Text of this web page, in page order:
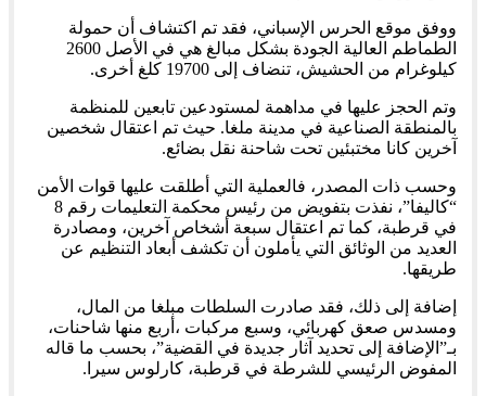
ووفق موقع الحرس الإسباني، فقد تم اكتشاف أن حمولة
الطماطم العالية الجودة بشكل مبالغ هي في الأصل 2600
كيلوغرام من الحشيش، تنضاف إلى 19700 كلغ أخرى.
وتم الحجز عليها في مداهمة لمستودعين تابعين للمنظمة
بالمنطقة الصناعية في مدينة ملغا. حيث تم اعتقال شخصين
آخرين كانا مختبئين تحت شاحنة نقل بضائع.
وحسب ذات المصدر، فالعملية التي أطلقت عليها قوات الأمن
“كاليفا”، نفذت بتفويض من رئيس محكمة التعليمات رقم 8
في قرطبة، كما تم اعتقال سبعة أشخاص آخرين، ومصادرة
العديد من الوثائق التي يأملون أن تكشف أبعاد التنظيم عن
طريقها.
إضافة إلى ذلك، فقد صادرت السلطات مبلغا من المال،
ومسدس صعق كهربائي، وسبع مركبات ،أربع منها شاحنات،
بـ”الإضافة إلى تحديد آثار جديدة في القضية”، بحسب ما قاله
المفوض الرئيسي للشرطة في قرطبة، كارلوس سيرا.